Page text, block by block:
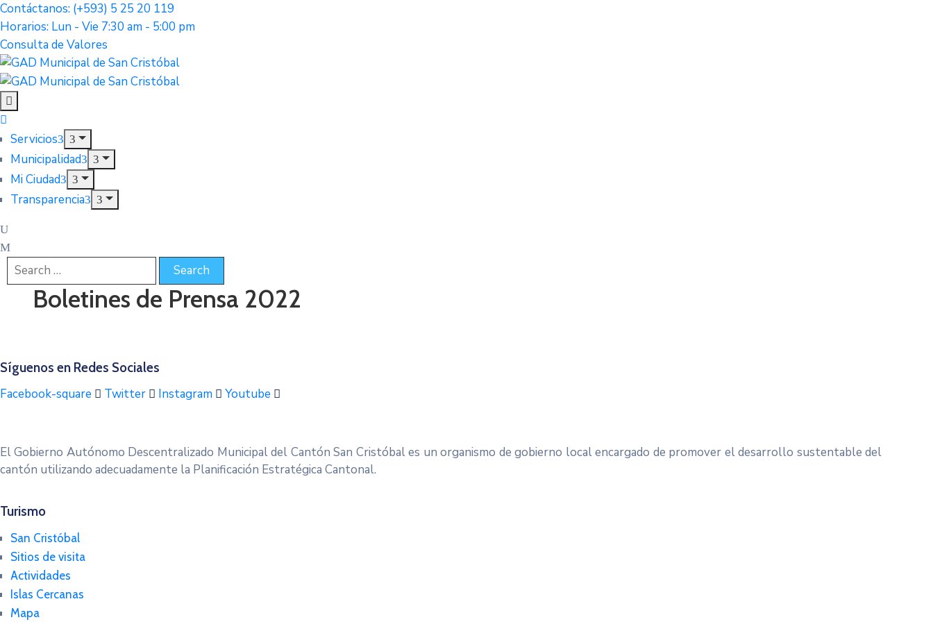
Contáctanos: (+593) 5 25 20 119
Horarios: Lun - Vie 7:30 am - 5:00 pm
Consulta de Valores
Servicios
Municipalidad
Mi Ciudad
Transparencia
Boletines de Prensa 2022
Síguenos en Redes Sociales
Facebook-square
Twitter Instagram Youtube
El Gobierno Autónomo Descentralizado Municipal del Cantón San Cristóbal es un organismo de gobierno local encargado de promover el desarrollo sustentable del
cantón utilizando adecuadamente la Planificación Estratégica Cantonal.
Turismo
San Cristóbal
Sitios de visita
Actividades
Islas Cercanas
Mapa